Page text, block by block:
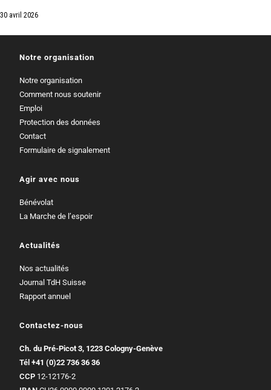
30 avril 2026
Notre organisation
Notre organisation
Comment nous soutenir
Emploi
Protection des données
Contact
Formulaire de signalement
Agir avec nous
Bénévolat
La Marche de l’espoir
Actualités
Nos actualités
Journal TdH Suisse
Rapport annuel
Contactez-nous
Ch. du Pré-Picot 3, 1223 Cologny-Genève
Tél +41 (0)22 736 36 36
CCP 12-12176-2